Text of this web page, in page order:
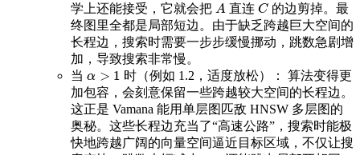
学上还能接受，它就会把 A
A 直连C
C 的边剪掉。最
终图里全都是局部短边。由于缺乏跨越巨大空间的
长程边，搜索时需要一步步缓慢挪动，跳数急剧增
加，导致搜索非常慢。
当 α > 1
α> 1
时（例如 1.2，适度放松）： 算法变得更
加包容，会刻意保留一些跨越较大空间的长程边。
这正是 Vamana 能用单层图匹敌 HNSW 多层图的
奥秘。这些长程边充当了“高速公路”，搜索时能极
快地跨越广阔的向量空间逼近目标区域，不仅让搜